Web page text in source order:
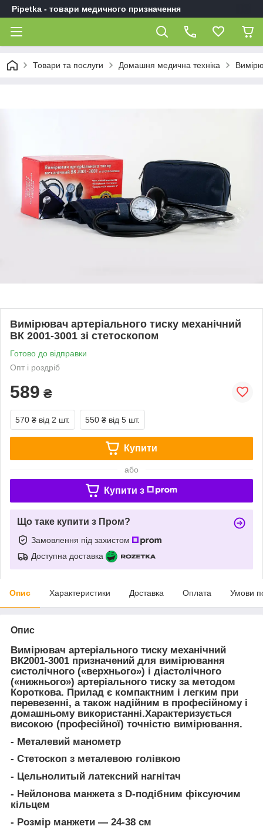
Pipetka - товари медичного призначення
Товари та послуги Домашня медична техніка
Вимірювач артеріального тиску механічний
ВК 2001-3001 зі стетоскопом
Готово до відправки
Опт і роздріб
589 ₴
570 ₴ від 2 шт. 550 ₴ від 5 шт.
Купити
або
Купити з
Що таке купити з Пром?
Замовлення під захистом
Доступна доставка
Опис Характеристики Доставка Оплата Умови
Опис
Вимірювач артеріального тиску механічний
ВК2001-3001 призначений для вимірювання
систолічного («верхнього») і діастолічного
(«нижнього») артеріального тиску за методом
Короткова. Прилад є компактним і легким при
перевезенні, а також надійним в професійному і
домашньому використанні.Характеризується
високою (професійної) точністю вимірювання.
- Металевий манометр
- Стетоскоп з металевою голівкою
- Цельнолитый латексний нагнітач
- Нейлонова манжета з D-подібним фіксуючим
кільцем
- Розмір манжети ― 24-38 см